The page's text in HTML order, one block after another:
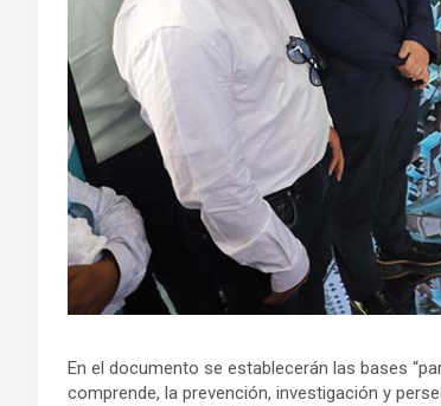
En el documento se establecerán las bases
comprende, la prevención, investigación y